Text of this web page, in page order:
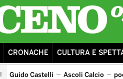
CRONACHE CULTURA E
Guido Castelli Ascoli Calcio